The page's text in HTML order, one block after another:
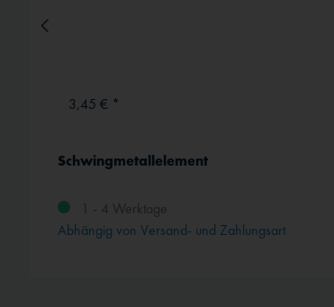
3,45 € *
Schwingmetallelement
1 - 4 Werktage
Abhängig von Versand- und Zahlungsart